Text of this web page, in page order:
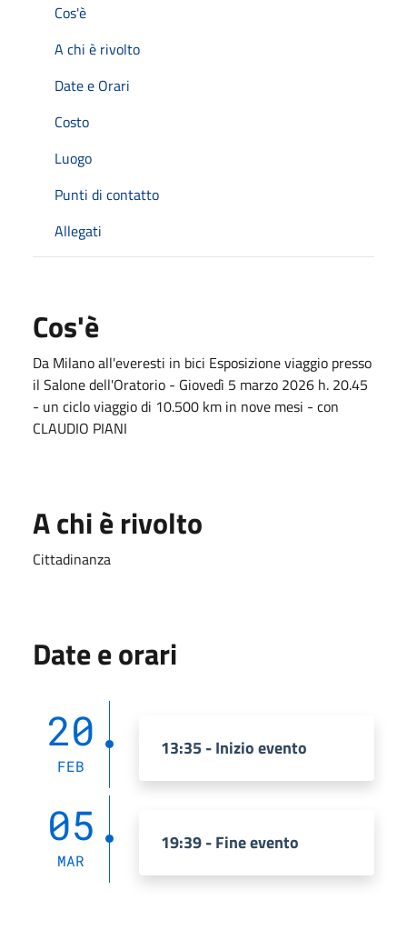
Cos'è
A chi è rivolto
Date e Orari
Costo
Luogo
Punti di contatto
Allegati
Cos'è
Da Milano all'everesti in bici Esposizione viaggio presso
il Salone dell'Oratorio - Giovedì 5 marzo 2026 h. 20.45
- un ciclo viaggio di 10.500 km in nove mesi - con
CLAUDIO PIANI
A chi è rivolto
Cittadinanza
Date e orari
20
FEB
13:35 - Inizio evento
05
MAR
19:39 - Fine evento